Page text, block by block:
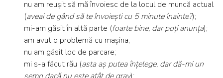
nu am reușit să mă învoiesc de la locul de muncă actual
(aveai de gând să te învoiești cu 5 minute înainte?);
mi-am găsit în altă parte (foarte bine, dar poți anunța);
am avut o problemă cu mașina;
nu am găsit loc de parcare;
mi s-a făcut rău (asta aș putea înțelege, dar dă-mi un